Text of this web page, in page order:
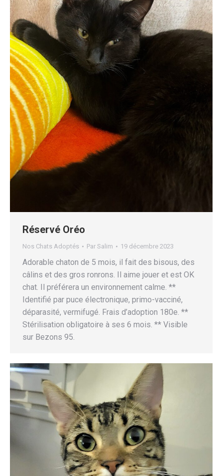
Réservé Oréo
Nos Chats Adoptés Par Salim 19 décembre 2023
Adorable chaton de 5 mois, il fait des bisous, des
câlins et des gros ronrons. Il aime jouer et est OK
chat. Il préférera un environnement calme. **
Identifié par puce électronique, primo-vacciné,
déparasité, vermifugé. Frais d’adoption 180e. **
Stérilisation obligatoire à ses 6 mois. ** Visible
sur Bezons 95.